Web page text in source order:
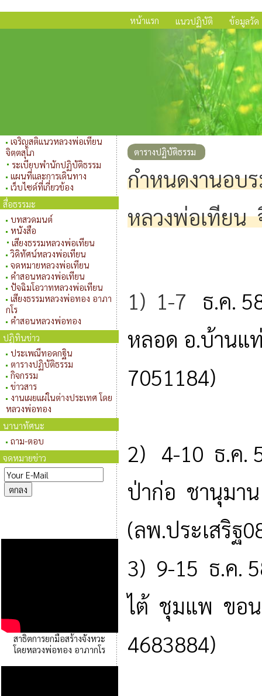
หน้าแรก แนวปฏิบัติ ข้อมูลวัด
เจริญสติแนวหลวงพ่อเทียน
จิตฺตสุโภ
ระเบียบพำนักปฏิบัติธรรม
แผนที่และการเดินทาง
เว็บไซด์ที่เกี่ยวข้อง
สื่อธรรมะ
บทสวดมนต์
หนังสือ
เสียงธรรมหลวงพ่อเทียน
วิดิทัศน์หลวงพ่อเทียน
จดหมายหลวงพ่อเทียน
คำสอนหลวงพ่อเทียน
ปัจฉิมโอวาทหลวงพ่อเทียน
เสียงธรรมหลวงพ่อทอง อาภา
กโร
คำสอนหลวงพ่อทอง
ปฏิทินข่าว
ประเพณีทอดกฐิน
ตารางปฏิบัติธรรม
กิจกรรม
ข่าวสาร
งานเผยแผ่ในต่างประเทศ โดย
หลวงพ่อทอง
นานาทัศนะ
ถาม-ตอบ
จดหมายข่าว
สาธิตการยกมือสร้างจังหวะ
โดยหลวงพ่อทอง อาภากโร
ตารางปฏิบัติธรรม
กำหนดงานอบ
หลวงพ่อเทียน
1) 1-7 ธ.ค.
หลอด อ.บ้านแ
7051184)
2) 4-10 ธ.ค.
ป่าก่อ ชานุ
(ลพ.ประเสริฐ
3) 9-15 ธ.ค.
ไต้ ชุมแพ ขอ
4683884)